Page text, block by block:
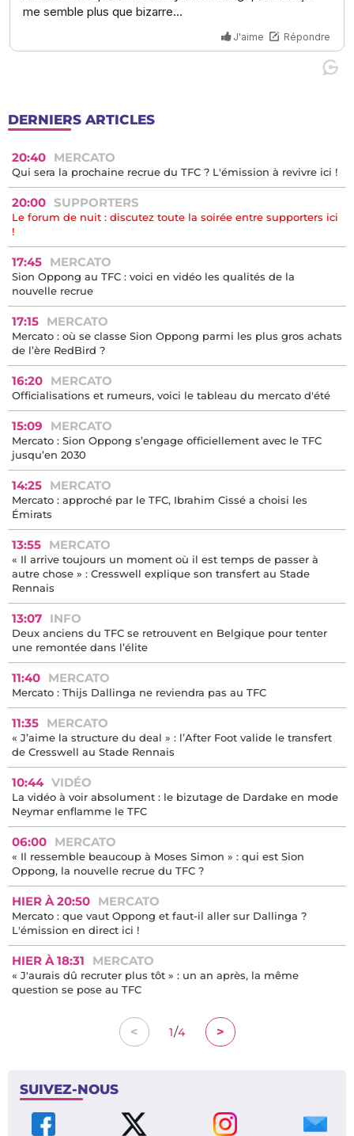
DERNIERS ARTICLES
20:40 MERCATO
Qui sera la prochaine recrue du TFC ? L'émission à revivre ici !
20:00 SUPPORTERS
Le forum de nuit : discutez toute la soirée entre supporters ici
!
17:45 MERCATO
Sion Oppong au TFC : voici en vidéo les qualités de la
nouvelle recrue
17:15 MERCATO
Mercato : où se classe Sion Oppong parmi les plus gros achats
de l’ère RedBird ?
16:20 MERCATO
Officialisations et rumeurs, voici le tableau du mercato d'été
15:09 MERCATO
Mercato : Sion Oppong s’engage officiellement avec le TFC
jusqu’en 2030
14:25 MERCATO
Mercato : approché par le TFC, Ibrahim Cissé a choisi les
Émirats
13:55 MERCATO
« Il arrive toujours un moment où il est temps de passer à
autre chose » : Cresswell explique son transfert au Stade
Rennais
13:07 INFO
Deux anciens du TFC se retrouvent en Belgique pour tenter
une remontée dans l’élite
11:40 MERCATO
Mercato : Thijs Dallinga ne reviendra pas au TFC
11:35 MERCATO
« J’aime la structure du deal » : l’After Foot valide le transfert
de Cresswell au Stade Rennais
10:44 VIDÉO
La vidéo à voir absolument : le bizutage de Dardake en mode
Neymar enflamme le TFC
06:00 MERCATO
« Il ressemble beaucoup à Moses Simon » : qui est Sion
Oppong, la nouvelle recrue du TFC ?
HIER À 20:50 MERCATO
Mercato : que vaut Oppong et faut-il aller sur Dallinga ?
L'émission en direct ici !
HIER À 18:31 MERCATO
« J'aurais dû recruter plus tôt » : un an après, la même
question se pose au TFC
< 1/4 >
SUIVEZ-NOUS